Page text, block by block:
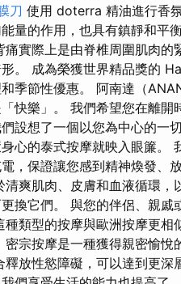
刀 使用 doterra 精油進行香
量的作用，也具有鎮靜和平
痛實際上是由脊椎周圍肌肉
。 成為榮獲世界精品獎的
季節性優惠。 阿南達（
快樂」。 我們希望您在離
設想了一個以您為中心的一
心的泰式按摩就映入眼簾。
，保證讓您感到精神煥發、
清爽肌肉、皮膚和血液循環
換它們。 與您的伴侶、親
種類型的按摩與歐洲按摩更
密宗按摩是一種獲得親密愉
釋放性慾障礙，可以達到更